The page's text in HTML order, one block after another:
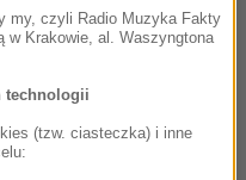
znaczące
walczącym o
opozycji są
Aleppo po
z ostatnich dni.
my, czyli Radio Muzyka Fakty
Krakowie, al. Waszyngtona
technologii
(tzw. ciasteczka) i inne